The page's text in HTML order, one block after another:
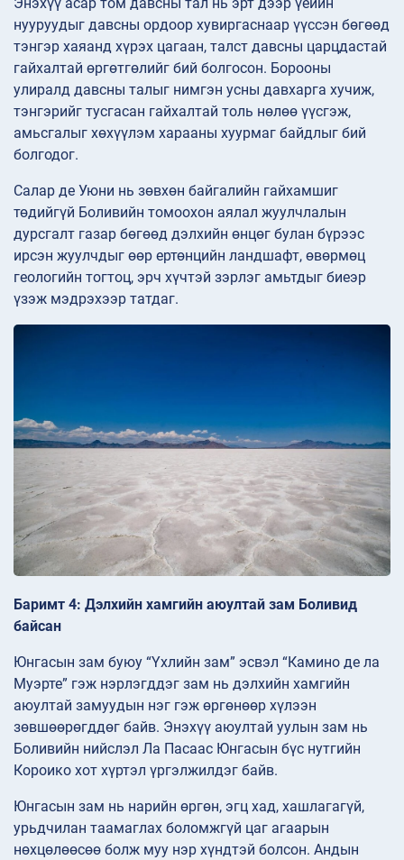
нууруудыг давсны ордоор хувиргаснаар үүссэн бөгөөд
тэнгэр хаяанд хүрэх цагаан, талст давсны царцдастай
гайхалтай өргөтгөлийг бий болгосон. Борооны
улиралд давсны талыг нимгэн усны давхарга хучиж,
тэнгэрийг тусгасан гайхалтай толь нөлөө үүсгэж,
амьсгалыг хөхүүлэм харааны хуурмаг байдлыг бий
болгодог.
Салар де Уюни нь зөвхөн байгалийн гайхамшиг
төдийгүй Боливийн томоохон аялал жуулчлалын
дурсгалт газар бөгөөд дэлхийн өнцөг булан бүрээс
ирсэн жуулчдыг өөр ертөнцийн ландшафт, өвөрмөц
геологийн тогтоц, эрч хүчтэй зэрлэг амьтдыг биеэр
үзэж мэдрэхээр татдаг.
Баримт 4: Дэлхийн хамгийн аюултай зам Боливид
байсан
Юнгасын зам буюу “Үхлийн зам” эсвэл “Каминo де ла
Муэрте” гэж нэрлэгддэг зам нь дэлхийн хамгийн
аюултай замуудын нэг гэж өргөнөөр хүлээн
зөвшөөрөгддөг байв. Энэхүү аюултай уулын зам нь
Боливийн нийслэл Ла Пасаас Юнгасын бүс нутгийн
Корoикo хот хүртэл үргэлжилдэг байв.
Юнгасын зам нь нарийн өргөн, эгц хад, хашлагагүй,
урьдчилан таамаглах боломжгүй цаг агаарын
нөхцөлөөсөө болж муу нэр хүндтэй болсон. Андын